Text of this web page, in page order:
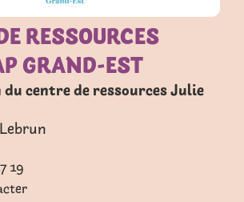
RESSOURCES
GRAND-EST
centre de ressources Julie
19